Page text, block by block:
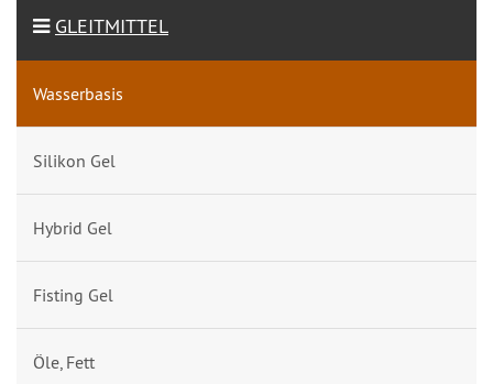
GLEITMITTEL
Wasserbasis
Silikon Gel
Hybrid Gel
Fisting Gel
Öle, Fett